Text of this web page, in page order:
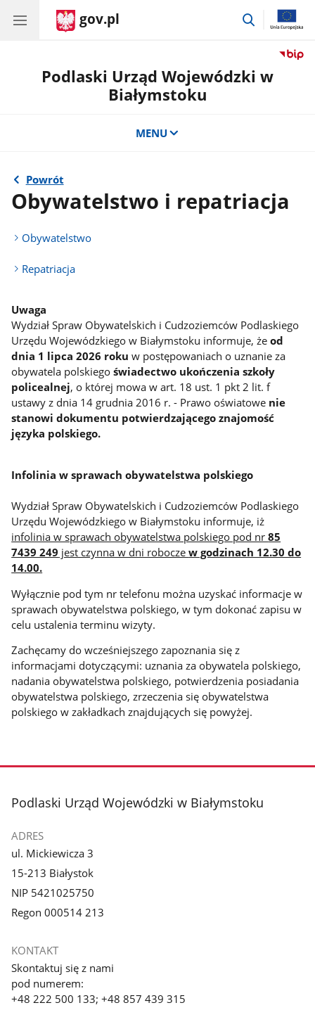
gov.pl
przejdź
Podlaski Urząd Wojewódzki w
Białymstoku
MENU
Powrót
Obywatelstwo i repatriacja
Obywatelstwo
Repatriacja
Uwaga
Wydział Spraw Obywatelskich i Cudzoziemców Podlaskiego
Urzędu Wojewódzkiego w Białymstoku informuje, żeod
dnia 1 lipca 2026 roku w postępowaniach o uznanie za
obywatela polskiegoświadectwo ukończenia szkoły
policealnej, o której mowa w art. 18 ust. 1 pkt 2 lit. f
ustawy z dnia 14 grudnia 2016 r. - Prawo oświatowe nie
stanowi dokumentu potwierdzającego znajomość
języka polskiego.
Infolinia w sprawach obywatelstwa polskiego
Wydział Spraw Obywatelskich i Cudzoziemców Podlaskiego
Urzędu Wojewódzkiego w Białymstoku informuje, iż
infolinia w sprawach obywatelstwa polskiego pod nr85
7439 249 jest czynna w dni roboczew godzinach 12.30 do
14.00.
Wyłącznie pod tym nr telefonu można uzyskać informacje w
sprawach obywatelstwa polskiego, w tym dokonać zapisu w
celu ustalenia terminu wizyty.
Zachęcamy do wcześniejszego zapoznania się z
informacjami dotyczącymi: uznania za obywatela polskiego,
nadania obywatelstwa polskiego, potwierdzenia posiadania
obywatelstwa polskiego, zrzeczenia się obywatelstwa
polskiego w zakładkach znajdujących się powyżej.
stopka
Podlaski Urząd Wojewódzki w Białymstoku
ADRES
ul. Mickiewicza 3
15-213 Białystok
NIP 5421025750
Regon 000514 213
KONTAKT
Skontaktuj się z nami
pod numerem:
+48 222 500 133; +48 857 439 315